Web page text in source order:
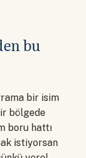
bu
bir isim
bölgede
boru hattı
istiyorsan